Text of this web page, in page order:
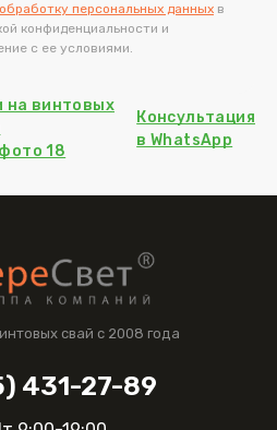
обработку персональных данных в
конфиденциальности и
с ее условиями.
Консультация
в WhatsApp
свай с 2008 года
431-27-89